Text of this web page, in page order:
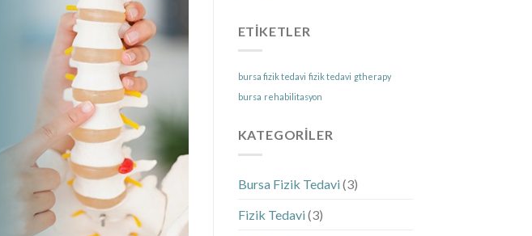
ETIKETLER
bursa fizik tedavi fizik tedavi gtherapy
bursa rehabilitasyon
KATEGORILER
Bursa Fizik Tedavi(3)
Fizik Tedavi(3)